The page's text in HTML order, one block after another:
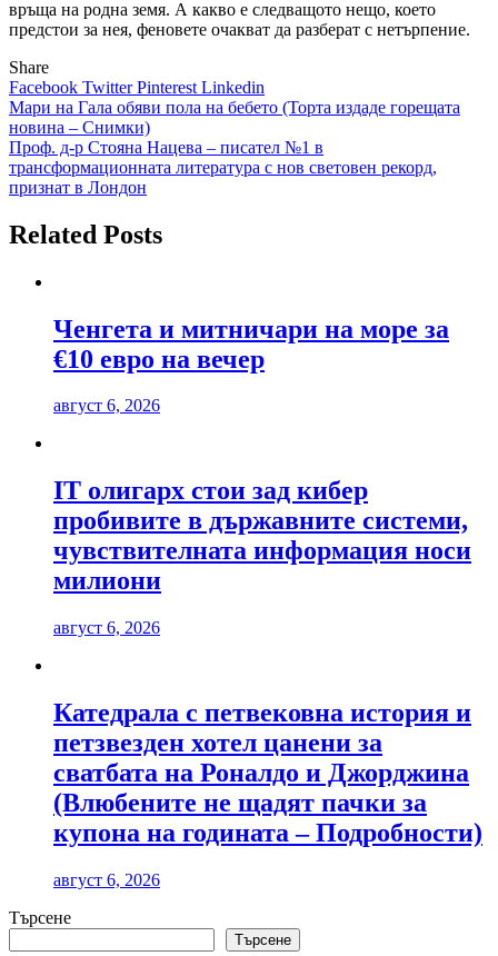
връща на родна земя. А какво е следващото нещо, което
предстои за нея, феновете очакват да разберат с нетърпение.
Share
Facebook TwitterPinterest Linkedin
Навигация
Мари на Гала обяви пола на бебето (Торта издаде горещата
новина – Снимки)
Проф. д-р Стояна Нацева – писател №1 в
трансформационната литература с нов световен рекорд,
признат в Лондон
Related Posts
Ченгета и митничари на море за
€10 евро на вечер
август 6, 2026
IT олигарх стои зад кибер
пробивите в държавните системи,
чувствителната информация носи
милиони
август 6, 2026
Катедрала с петвековна история и
петзвезден хотел цанени за
сватбата на Роналдо и Джорджина
(Влюбените не щадят пачки за
купона на годината – Подробности)
август 6, 2026
Търсене
Търсене